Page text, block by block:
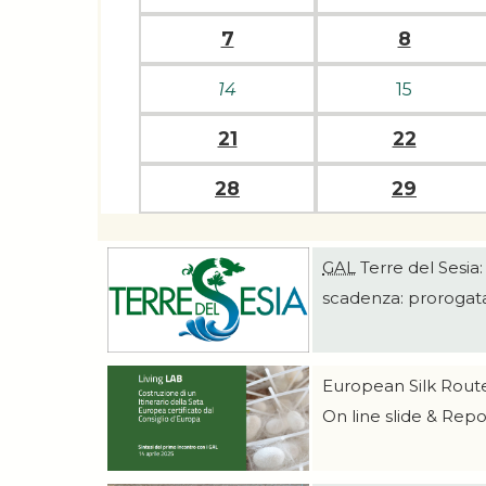
7 8
14 15
21 22
28 29
GAL Terre del
scadenza:
European Silk
On line slide &